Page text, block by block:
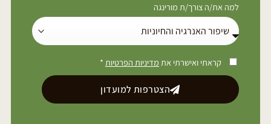
למה את/ה צורך/ת מורינגה
קראתי ואישרתי את מדיניות הפרטיות*
הצטרפות למועדון